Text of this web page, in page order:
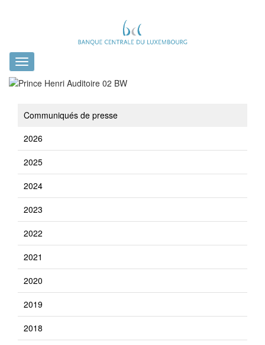
Toggle
navigation
Communiqués de presse
2026
2025
2024
2023
2022
2021
2020
2019
2018